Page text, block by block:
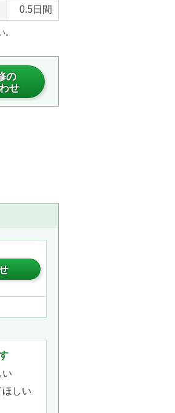
0.5日間
の
せ
い
しい